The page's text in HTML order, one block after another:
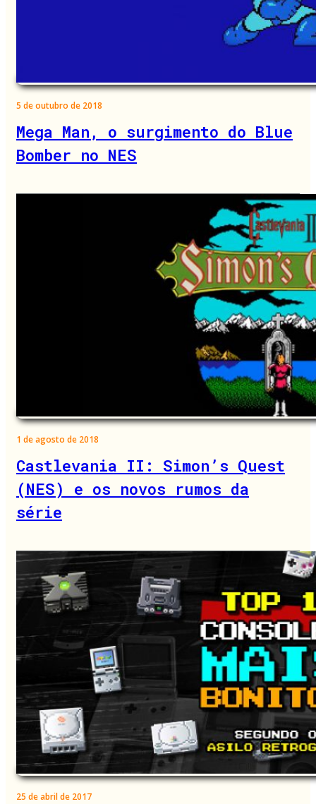
5 de outubro de 2018
Mega Man, o surgimento do Blue
Bomber no NES
1 de agosto de 2018
Castlevania II: Simon’s Quest
(NES) e os novos rumos da
série
25 de abril de 2017